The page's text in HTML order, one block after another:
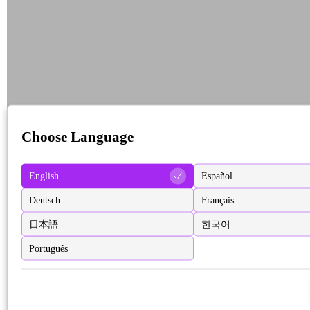
Choose Language
English Español
Deutsch Français
日本語 한국어
Português